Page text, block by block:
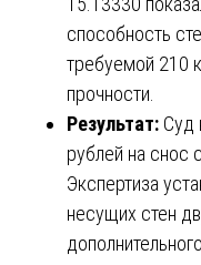
способность
требуемой 210
прочности.
Результат: Суд
рублей на снос
Экспертиза
несущих стен